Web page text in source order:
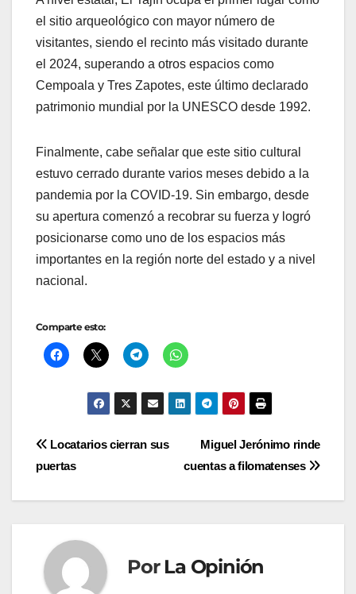
el sitio arqueológico con mayor número de
visitantes, siendo el recinto más visitado durante
el 2024, superando a otros espacios como
Cempoala y Tres Zapotes, este último declarado
patrimonio mundial por la UNESCO desde 1992.
Finalmente, cabe señalar que este sitio cultural
estuvo cerrado durante varios meses debido a la
pandemia por la COVID-19. Sin embargo, desde
su apertura comenzó a recobrar su fuerza y logró
posicionarse como uno de los espacios más
importantes en la región norte del estado y a nivel
nacional.
Comparte esto:
Navegación
de
Miguel Jerónimo rinde
cuentas a filomatenses
Locatarios cierran sus
puertas
Por La Opinión